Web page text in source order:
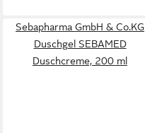
Sebapharma GmbH & Co.KG
Duschgel SEBAMED
Duschcreme, 200 ml